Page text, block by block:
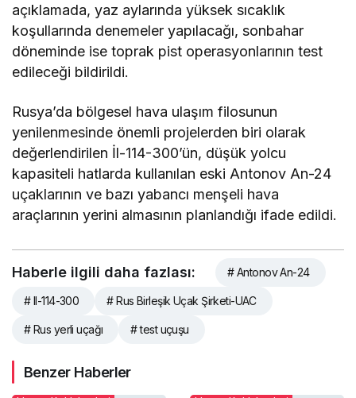
açıklamada, yaz aylarında yüksek sıcaklık
koşullarında denemeler yapılacağı, sonbahar
döneminde ise toprak pist operasyonlarının test
edileceği bildirildi.
Rusya’da bölgesel hava ulaşım filosunun
yenilenmesinde önemli projelerden biri olarak
değerlendirilen İl-114-300’ün, düşük yolcu
kapasiteli hatlarda kullanılan eski Antonov An-24
uçaklarının ve bazı yabancı menşeli hava
araçlarının yerini almasının planlandığı ifade edildi.
Haberle ilgili daha fazlası: # Antonov An-24
# Il-114-300 # Rus Birleşik Uçak Şirketi-UAC
# Rus yerli uçağı # test uçuşu
Benzer Haberler